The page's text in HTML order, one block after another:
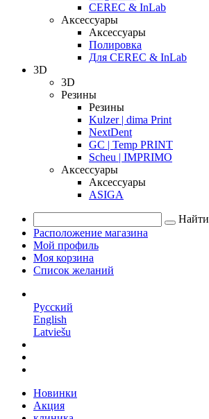
CEREC & InLab
Аксессуары
Аксессуары
Полировка
Для CEREC & InLab
3D
3D
Резины
Резины
Kulzer | dima Print
NextDent
GC | Temp PRINT
Scheu | IMPRIMO
Аксессуары
Аксессуары
ASIGA
Найти
Расположение магазина
Мой профиль
Моя корзина
Список желаний
Русский
English
Latviešu
Новинки
Акция